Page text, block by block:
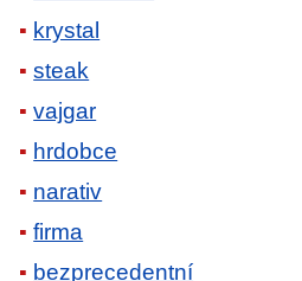
krystal
steak
vajgar
hrdobce
narativ
firma
bezprecedentní